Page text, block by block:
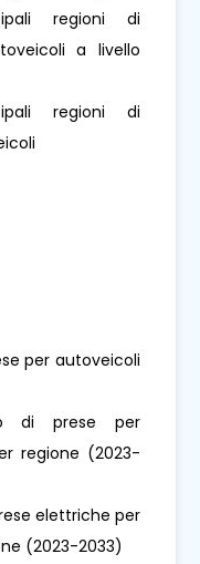
regioni di
a livello
regioni di
per autoveicoli
di prese per
regione (2023-
elettriche per
(2023-2033)